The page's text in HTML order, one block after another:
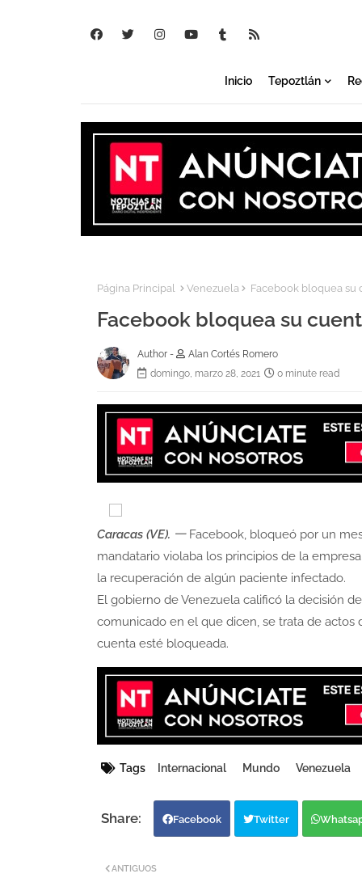
Inicio Tepoztlán
Página Principal Venezuela Facebook bloquea su
Facebook bloquea su
Author -
Alan Cortés Romero
domingo, marzo 28, 2021
0 minute read
Caracas (VE). 一 Facebook, bloqueó por un
mandatario violaba los principios de la
la recuperación de algún paciente infectado.
El gobierno de Venezuela calificó la decisión
comunicado en el que dicen, se trata de actos
cuenta esté bloqueada.
Tags Internacional Mundo Venezuela
Facebook Twitter
ANTIGUOS